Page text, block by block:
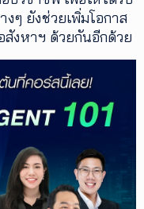
งๆ ยังช่วยเพิ่มโอกาส
สังหาฯ ด้วยกันอีกด้วย